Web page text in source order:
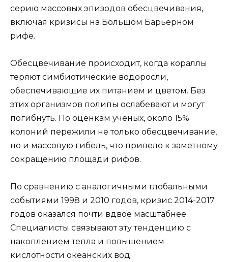
серию массовых эпизодов обесцвечивания,
включая кризисы на Большом Барьерном
рифе.
Обесцвечивание происходит, когда кораллы
теряют симбиотические водоросли,
обеспечивающие их питанием и цветом. Без
этих организмов полипы ослабевают и могут
погибнуть. По оценкам учёных, около 15%
колоний пережили не только обесцвечивание,
но и массовую гибель, что привело к заметному
сокращению площади рифов.
По сравнению с аналогичными глобальными
событиями 1998 и 2010 годов, кризис 2014-2017
годов оказался почти вдвое масштабнее.
Специалисты связывают эту тенденцию с
накоплением тепла и повышением
кислотности океанских вод.